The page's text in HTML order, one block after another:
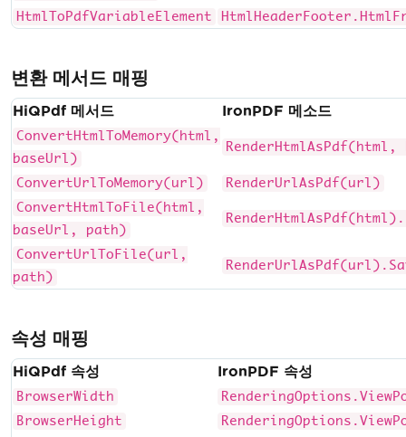
HtmlToPdfVariableElement
변환 메서드 매핑
HiQPdf 메서드 IronPDF 메소드
ConvertHtmlToMemory(html,
baseUrl)
ConvertUrlToMemory(url)
RenderUrlAsPdf(url)
ConvertHtmlToFile(html,
baseUrl, path)
ConvertUrlToFile(url,
path)
속성 매핑
HiQPdf 속성 IronPDF 속성
BrowserWidth
BrowserHeight